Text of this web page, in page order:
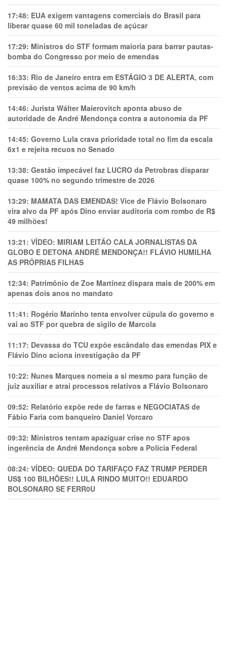
17:48: EUA exigem vantagens comerciais do Brasil para
liberar quase 60 mil toneladas de açúcar
17:29: Ministros do STF formam maioria para barrar pautas-
bomba do Congresso por meio de emendas
16:33: Rio de Janeiro entra em ESTÁGIO 3 DE ALERTA, com
previsão de ventos acima de 90 km/h
14:46: Jurista Wálter Maierovitch aponta abuso de
autoridade de André Mendonça contra a autonomia da PF
14:45: Governo Lula crava prioridade total no fim da escala
6x1 e rejeita recuos no Senado
13:38: Gestão impecável faz LUCRO da Petrobras disparar
quase 100% no segundo trimestre de 2026
13:29: MAMATA DAS EMENDAS! Vice de Flávio Bolsonaro
vira alvo da PF após Dino enviar auditoria com rombo de R$
49 milhões!
13:21: VÍDEO: MIRIAM LEITÃO CALA JORNALISTAS DA
GLOBO E DETONA ANDRÉ MENDONÇA!! FLÁVIO HUMILHA
AS PRÓPRIAS FILHAS
12:34: Patrimônio de Zoe Martínez dispara mais de 200% em
apenas dois anos no mandato
11:41: Rogério Marinho tenta envolver cúpula do governo e
vai ao STF por quebra de sigilo de Marcola
11:17: Devassa do TCU expõe escândalo das emendas PIX e
Flávio Dino aciona investigação da PF
10:22: Nunes Marques nomeia a si mesmo para função de
juiz auxiliar e atrai processos relativos a Flávio Bolsonaro
09:52: Relatório expõe rede de farras e NEGOCIATAS de
Fábio Faria com banqueiro Daniel Vorcaro
09:32: Ministros tentam apaziguar crise no STF apos
ingerência de André Mendonça sobre a Polícia Federal
08:24: VÍDEO: QUEDA DO TARIFAÇO FAZ TRUMP PERDER
US$ 100 BILHÕES!! LULA RINDO MUITO!! EDUARDO
BOLSONARO SE FERR0U